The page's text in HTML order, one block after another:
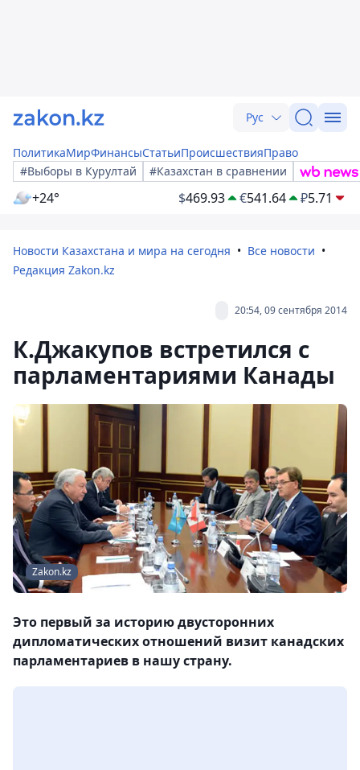
Рус
ПолитикаМирФинансыСтатьиПроисшествияПраво
#Выборы в Курултай
#Казахстан в сравнении
+24° $469.93 €541.64 ₽5.71
Новости Казахстана и мира на сегодня
Все новости
Редакция Zakon.kz
20:54, 09 сентября 2014
К.Джакупов встретился с
парламентариями Канады
Zakon.kz
Это первый за историю двусторонних
дипломатических отношений визит канадских
парламентариев в нашу страну.